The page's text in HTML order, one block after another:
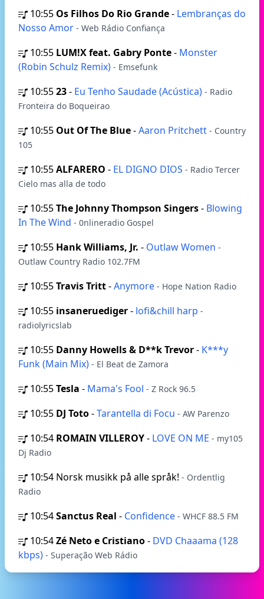
10:55 Os Filhos Do Rio Grande- Lembranças do
Nosso Amor - Web Rádio Confiança
10:55 LUM!X feat. Gabry Ponte- Monster
(Robin Schulz Remix) - Emsefunk
10:5523- Eu Tenho Saudade (Acústica) - Radio
Fronteira do Boqueirao
10:55 Out Of The Blue-Aaron Pritchett - Country
105
10:55ALFARERO - EL DIGNO DIOS - Radio Tercer
Cielo mas alla de todo
10:55The Johnny Thompson Singers- Blowing
In The Wind - 0nlineradio Gospel
10:55 Hank Williams, Jr. - Outlaw Women -
Outlaw Country Radio 102.7FM
10:55Travis Tritt-Anymore - Hope Nation Radio
10:55 insaneruediger- lofi&chill harp -
radiolyricslab
10:55 Danny Howells & D**k Trevor- K***y
Funk (Main Mix) - El Beat de Zamora
10:55Tesla - Mama's Fool - Z Rock 96.5
10:55 DJ Toto-Tarantella di Focu - AW Parenzo
10:54 ROMAIN VILLEROY- LOVE ON ME - my105
Dj Radio
10:54 Norsk musikk på alle språk! - Ordentlig
Radio
10:54Sanctus Real - Confidence - WHCF 88.5 FM
10:54Zé Neto e Cristiano- DVD Chaaama (128
kbps) - Superação Web Rádio